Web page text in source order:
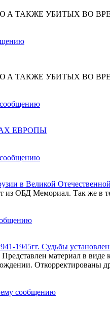
ТАКЖЕ УБИТЫХ ВО
ТАКЖЕ УБИТЫХ ВО
ЕВРОПЫ
в Великой
ОБД Мемориал. Так же в
1945гг. Судьбы
материал в
Откорректированы